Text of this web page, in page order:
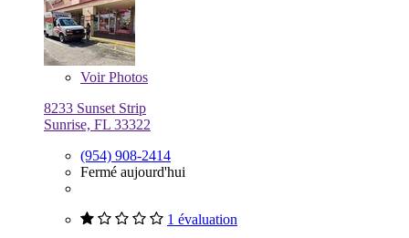
VoirPhotos
8233 Sunset Strip
Sunrise, FL 33322
(954) 908-2414
Fermé aujourd'hui
1 évaluation